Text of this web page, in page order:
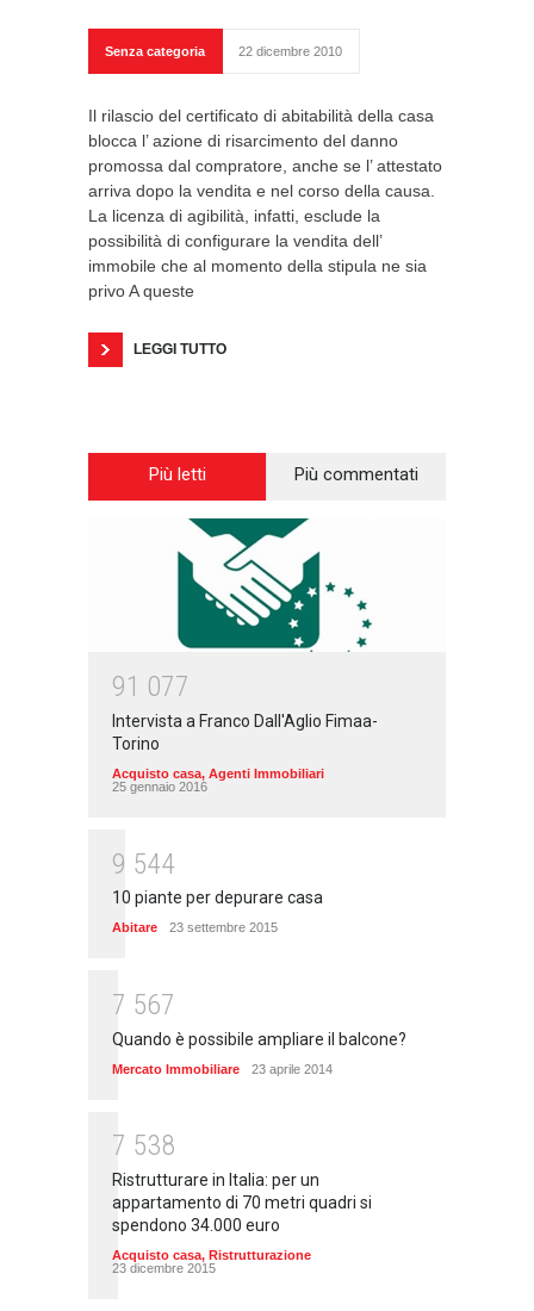
Senza categoria 22 dicembre 2010
Il rilascio del certificato di abitabilità della casa
blocca l’ azione di risarcimento del danno
promossa dal compratore, anche se l’ attestato
arriva dopo la vendita e nel corso della causa.
La licenza di agibilità, infatti, esclude la
possibilità di configurare la vendita dell’
immobile che al momento della stipula ne sia
privo A queste
LEGGI TUTTO
Più letti Più commentati
91 077
Intervista a Franco Dall'Aglio Fimaa-
Torino
Acquisto casa, Agenti Immobiliari
25 gennaio 2016
9 544
10 piante per depurare casa
Abitare 23 settembre 2015
7 567
Quando è possibile ampliare il balcone?
Mercato Immobiliare 23 aprile 2014
7 538
Ristrutturare in Italia: per un
appartamento di 70 metri quadri si
spendono 34.000 euro
Acquisto casa, Ristrutturazione
23 dicembre 2015